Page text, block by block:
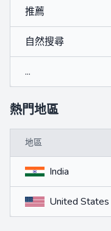
推薦
自然搜尋
...
熱門地區
地區
India
United States